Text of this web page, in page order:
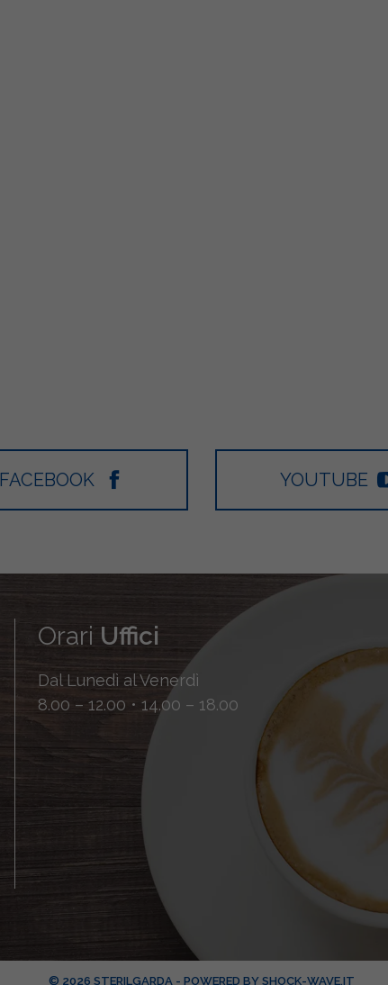
FACEBOOK YOUTUBE
Orari Uffici
Dal Lunedì al Venerdì
8.00 – 12.00 • 14.00 – 18.00
© 2026 STERILGARDA - POWERED BY SHOCK-WAVE.IT